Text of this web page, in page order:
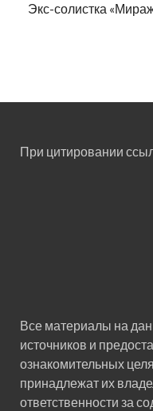
Экс-солистка
При цитировании
Все материалы на
источников и
ознакомительных
принадлежат их
ответственности за